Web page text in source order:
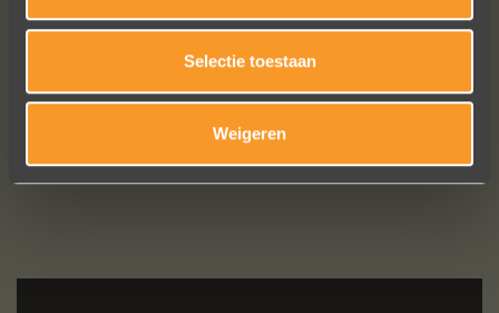
Selectie toestaan
Weigeren